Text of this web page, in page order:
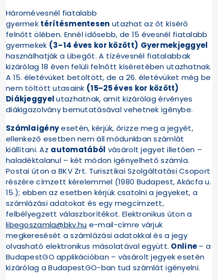
Háromévesnél fiatalabb
gyermek térítésmentesen utazhat az őt kísérő
felnőtt ölében. Ennél idősebb, de 15 évesnél fiatalabb
gyermekek (3–14 éves kor között) Gyermekjeggyel
használhatják a Libegőt. A tízévesnél fiatalabbak
kizárólag 18 éven felüli felnőtt kíséretében utazhatnak.
A 15. életévüket betöltött, de a 26. életévüket még be
nem töltött utasaink (15–25 éves kor között)
Diákjeggyelutazhatnak, amit kizárólag érvényes
diákigazolvány bemutatásával vehetnek igénybe.
Számlaigényesetén, kérjük, őrizze meg a jegyét,
ellenkező esetben nem áll módunkban számlát
kiállítani. Az automatából vásárolt jegyet illetően –
haladéktalanul – két módon igényelhető számla.
Postai úton a BKV Zrt. Turisztikai Szolgáltatási Csoport
részére címzett kérelemmel (1980 Budapest, Akácfa u.
15.); ebben az esetben kérjük csatolni a jegyeket, a
számlázási adatokat és egy megcímzett,
felbélyegzett válaszborítékot. Elektronikus úton a
libegoszamla@bkv.hu e-mail-címre várjuk
megkeresését a számlázási adatokkal és a jegy
olvasható elektronikus másolatával együtt. Online– a
BudapestGO applikációban – vásárolt jegyek esetén
kizárólag a BudapestGO-ban tud számlát igényelni.